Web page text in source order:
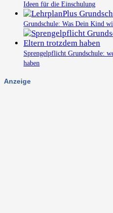
Ideen für die Einschulung
Grundschule: Was Dein Kind
Sprengelpflicht Grundschule:
haben
Anzeige